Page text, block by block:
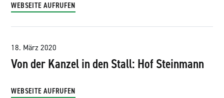
WEBSEITE AUFRUFEN
18. März 2020
Von der Kanzel in den Stall: Hof Steinmann
WEBSEITE AUFRUFEN